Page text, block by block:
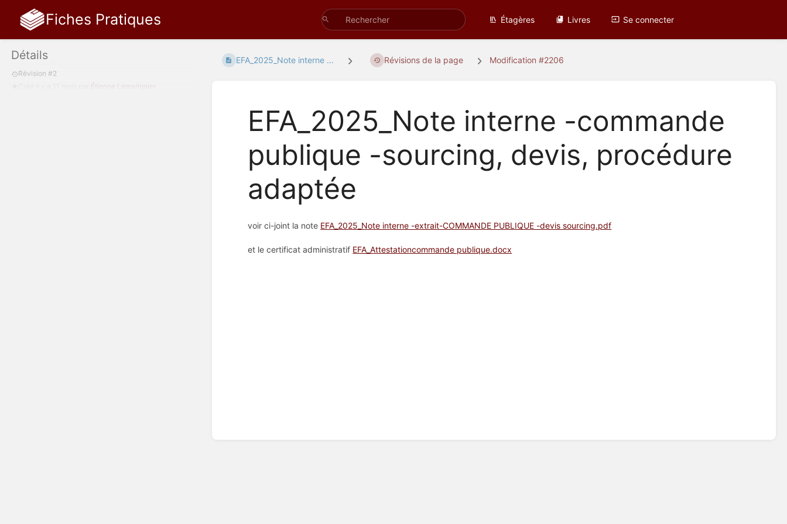
Fiches Pratiques Étagères Livres Se connecter
Détails
Révision #2
Étienne Lemarignier
EFA_2025_Note interne ... Révisions de la page Modification #2206
EFA_2025_Note interne -commande
publique -sourcing, devis, procédure
adaptée
voir ci-joint la note EFA_2025_Note interne -extrait-COMMANDE PUBLIQUE -devis sourcing.pdf
et le certificat administratif EFA_Attestationcommande publique.docx